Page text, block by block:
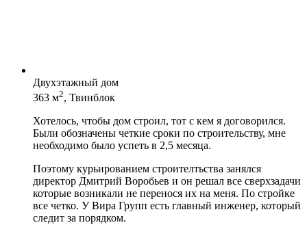
Двухэтажный дом
363 м2, Твинблок
Хотелось, чтобы дом строил, тот с кем я договорился.
Были обозначены четкие сроки по строительству, мне
необходимо было успеть в 2,5 месяца.
Поэтому курьированием строителтьства занялся
директор Дмитрий Воробьев и он решал все сверхзадачи
которые возникали не перенося их на меня. По стройке
все четко. У Вира Групп есть главный инженер, который
следит за порядком.